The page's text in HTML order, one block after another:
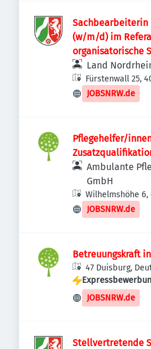
Sachbearbeiterin
(w/m/d) im
organisatorische
forensischen
Land
Fürstenwall 25,
Deutschland
JOBSNRW.de
Pflegehelfer/
Ambulante
GmbH
Wilhelmshöhe 6,
Deutschland
JOBSNRW.de
Betreuungskraft
47 Duisburg,
JOBSNRW.de
Stellvertretende